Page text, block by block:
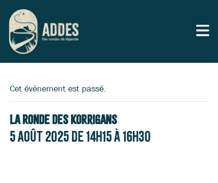
Cet évènement est passé.
La Ronde des Korrigans
5 août 2025 de 14h15à16h30